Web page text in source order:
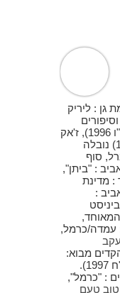
גן : ליריק
: וסיפורים
אחרים (תל-אביב : "גוונים", תשנ"ו 1996), ז'אק
(תל-אביב : "גוונים", תשנ"ח 1998) נובלה
סוף
: "ביתן",
אור : מדינת
:
2003) הרביניסט
המאוחד,
עמדה/כרמל,
מבוא:
רן יגיל (תל-אביב : "גוונים", תשנ"ח 1997).
: "כרמל",
טעם